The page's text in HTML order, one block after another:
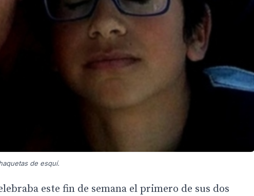
de esquí.
este fin de semana el primero de sus dos